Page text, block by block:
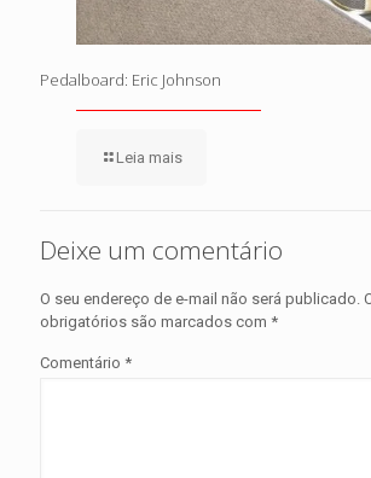
Pedalboard: Eric Johnson
Leia mais
Deixe um comentário
O seu endereço de e-mail não será publicado.
obrigatórios são marcados com *
Comentário *